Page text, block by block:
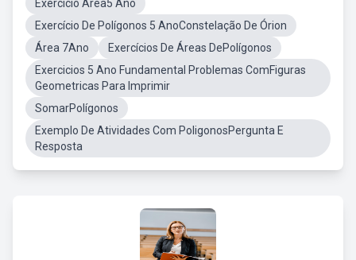
Exercício Área5 Ano
Exercício De Polígonos 5 AnoConstelação De Órion
Área 7Ano
Exercícios De Áreas DePolígonos
Exercicios 5 Ano Fundamental Problemas ComFiguras
Geometricas Para Imprimir
SomarPolígonos
Exemplo De Atividades Com PoligonosPergunta E
Resposta